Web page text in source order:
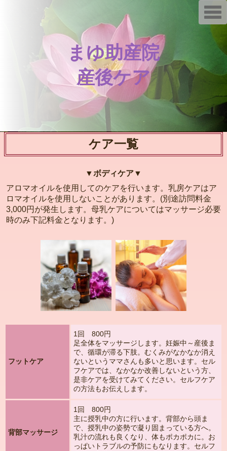
まゆ助産院
産後ケア
ケア一覧
▼ボディケア▼
アロマオイルを使用してのケアを行います。乳房ケアはア
ロマオイルを使用しないことがあります。(別途訪問料金
3,000円が発生します。母乳ケアについてはマッサージ必要
時のみ下記料金となります。)
フットケア
1回 800円
足全体をマッサージします。妊娠中～産後ま
で、循環が滞る下肢。むくみがなかなか消え
ないというママさんも多いと思います。セル
フケアでは、なかなか改善しないという方、
是非ケアを受けてみてください。セルフケア
の方法もお伝えします。
背部マッサージ
1回 800円
主に授乳中の方に行います。背部から頭ま
で、授乳中の姿勢で凝り固まっている方へ。
乳汁の流れも良くなり、体もポカポカに。お
っぱいトラブルの予防にもなります。セルフ
T
o
g
l
t
i
o